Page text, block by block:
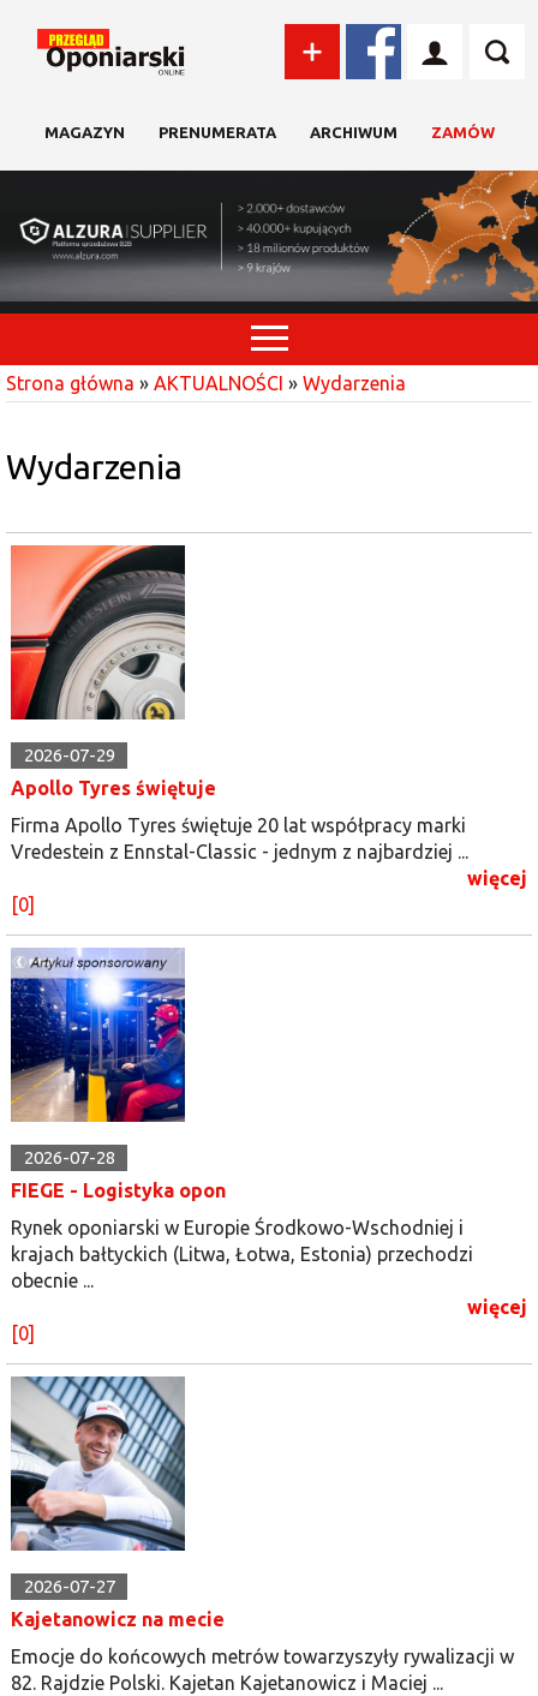
MAGAZYN PRENUMERATA ARCHIWUM ZAMÓW
Strona główna » AKTUALNOŚCI » Wydarzenia
Wydarzenia
2026-07-29
Apollo Tyres świętuje
Firma Apollo Tyres świętuje 20 lat współpracy marki
Vredestein z Ennstal-Classic - jednym z najbardziej ...
więcej
[0]
2026-07-28
FIEGE - Logistyka opon
Rynek oponiarski w Europie Środkowo-Wschodniej i
krajach bałtyckich (Litwa, Łotwa, Estonia) przechodzi
obecnie ...
więcej
[0]
2026-07-27
Kajetanowicz na mecie
Emocje do końcowych metrów towarzyszyły rywalizacji w
82. Rajdzie Polski. Kajetan Kajetanowicz i Maciej ...